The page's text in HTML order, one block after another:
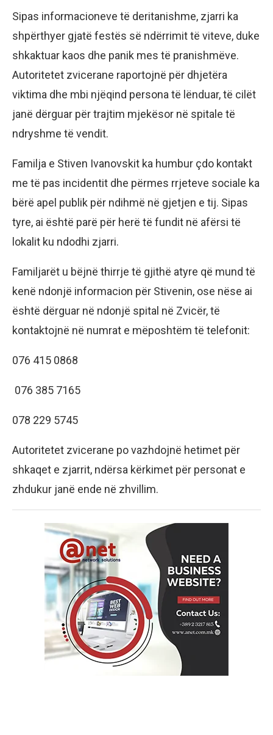
Sipas informacioneve të deritanishme, zjarri ka
shpërthyer gjatë festës së ndërrimit të viteve, duke
shkaktuar kaos dhe panik mes të pranishmëve.
Autoritetet zvicerane raportojnë për dhjetëra
viktima dhe mbi njëqind persona të lënduar, të cilët
janë dërguar për trajtim mjekësor në spitale të
ndryshme të vendit.
Familja e Stiven Ivanovskit ka humbur çdo kontakt
me të pas incidentit dhe përmes rrjeteve sociale ka
bërë apel publik për ndihmë në gjetjen e tij. Sipas
tyre, ai është parë për herë të fundit në afërsi të
lokalit ku ndodhi zjarri.
Familjarët u bëjnë thirrje të gjithë atyre që mund të
kenë ndonjë informacion për Stivenin, ose nëse ai
është dërguar në ndonjë spital në Zvicër, të
kontaktojnë në numrat e mëposhtëm të telefonit:
076 415 0868
076 385 7165
078 229 5745
Autoritetet zvicerane po vazhdojnë hetimet për
shkaqet e zjarrit, ndërsa kërkimet për personat e
zhdukur janë ende në zhvillim.